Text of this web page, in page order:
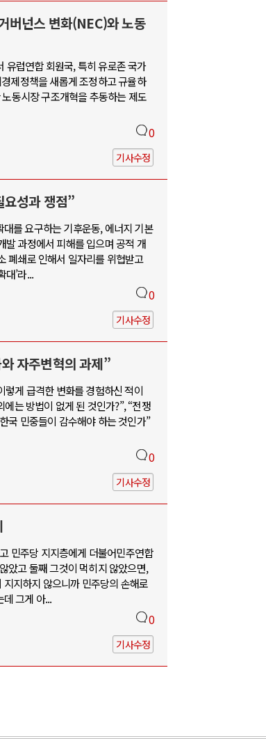
버넌스 변화(NEC)와 노동
유럽연합 회원국, 특히 유로존 국가
제정책을 새롭게 조정하고 규율하
동시장 구조개혁을 추동하는 제도
0
기사수정
요성과 쟁점”
를 요구하는 기후운동, 에너지 기본
발 과정에서 피해를 입으며 공적 개
폐쇄로 인해서 일자리를 위협받고
대’라...
0
기사수정
자주변혁의 과제”
렇게 급격한 변화를 경험하신 적이
는 방법이 없게 된 것인가?”, “전쟁
국 민중들이 감수해야 하는 것인가”
0
기사수정
민주당 지지층에게 더불어민주연합
았고 둘째 그것이 먹히지 않았으면,
지하지 않으니까 민주당의 손해로
그게 아...
0
기사수정